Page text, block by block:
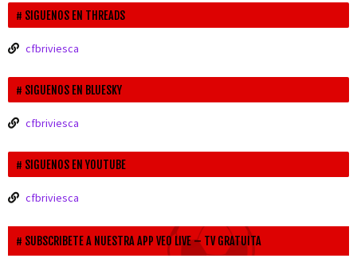
SIGUENOS EN THREADS
cfbriviesca
SIGUENOS EN BLUESKY
cfbriviesca
SIGUENOS EN YOUTUBE
cfbriviesca
SUBSCRIBETE A NUESTRA APP VEO LIVE – TV GRATUITA